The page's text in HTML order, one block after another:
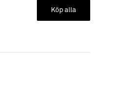
Köp alla